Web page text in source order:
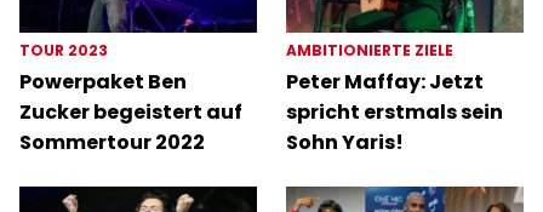
TOUR 2023
Powerpaket Ben
Zucker begeistert auf
Sommertour 2022
AMBITIONIERTE ZIELE
Peter Maffay: Jetzt
spricht erstmals sein
Sohn Yaris!